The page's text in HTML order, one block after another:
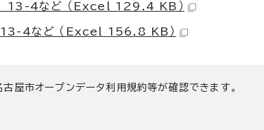
13-4など （Excel 129.4 KB）
13-4など （Excel 156.8 KB）
屋市オープンデータ利用規約等が確認できます。